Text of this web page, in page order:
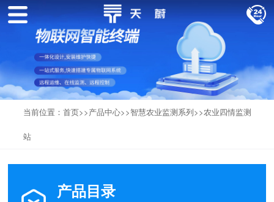
当前位置： 首页>>产品中心>>智慧农业监测系列>>农业四情监测
站
产品目录